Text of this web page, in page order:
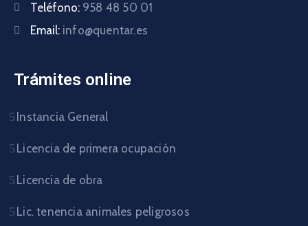
Teléfono: 958 48 50 01
Email: info@quentar.es
Trámites online
Instancia General
Licencia de primera ocupación
Licencia de obra
Lic. tenencia animales peligrosos